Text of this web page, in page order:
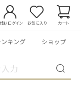
録/ログイン お気に入り カート
ンキング ショップ